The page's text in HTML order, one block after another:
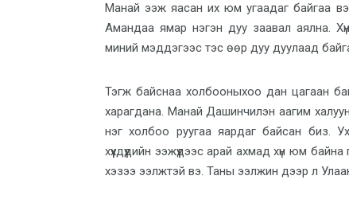
Манай ээж яасан их юм угаадаг байгаа вэ.
Амандаа ямар нэгэн дуу заавал аялна.
миний мэддэгээс тэс өөр дуу дуулаад
Тэгж байснаа холбооныхоо дан цагаан
харагдана. Манай Дашинчилэн аагим
нэг холбоо руугаа яардаг байсан биз.
хүүхдүүдийн ээжүүдээс арай ахмад хүн юм
хэзээ ээлжтэй вэ. Таны ээлжин дээр л